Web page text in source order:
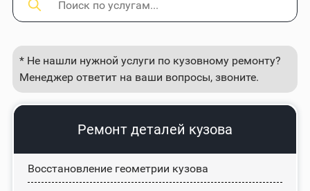
* Не нашли нужной услуги по кузовному ремонту?
Менеджер ответит на ваши вопросы, звоните.
Ремонт деталей кузова
Восстановление геометрии кузова